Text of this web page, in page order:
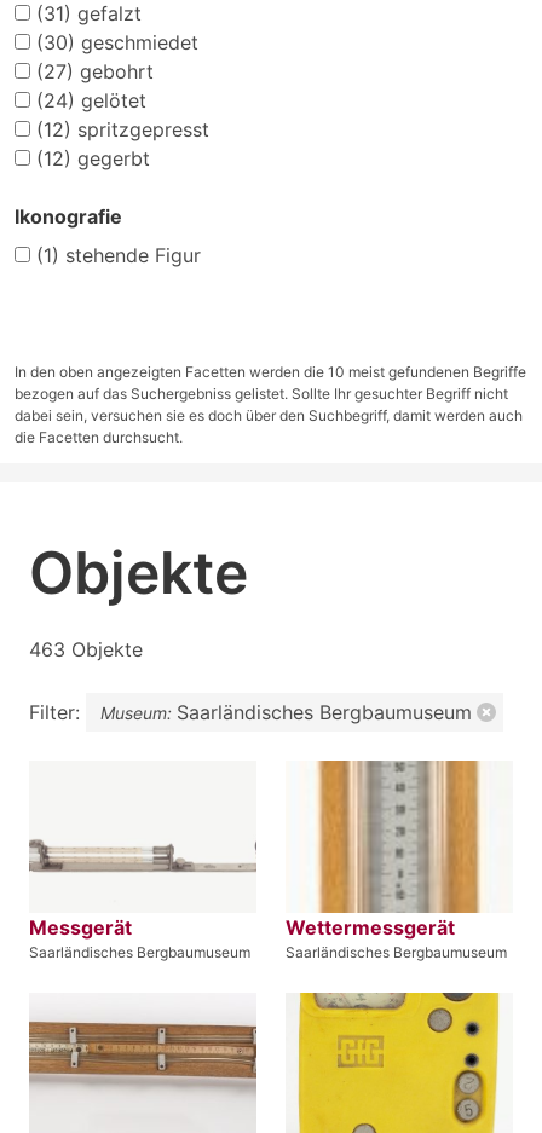
(31) gefalzt
(30) geschmiedet
(27) gebohrt
(24) gelötet
(12) spritzgepresst
(12) gegerbt
Ikonografie
(1) stehende Figur
In den oben angezeigten Facetten werden die 10 meist gefundenen Begriffe
bezogen auf das Suchergebniss gelistet. Sollte Ihr gesuchter Begriff nicht
dabei sein, versuchen sie es doch über den Suchbegriff, damit werden auch
die Facetten durchsucht.
Objekte
463 Objekte
Filter: Museum: Saarländisches Bergbaumuseum
Messgerät
Saarländisches Bergbaumuseum
Wettermessgerät
Saarländisches Bergbaumuseum